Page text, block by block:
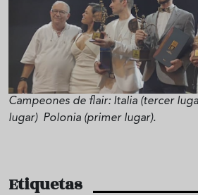
Campeones de flair: Italia (tercer
lugar) Polonia (primer lugar).
Etiquetas